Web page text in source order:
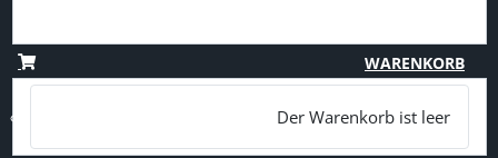
WARENKORB
Der Warenkorb ist leer